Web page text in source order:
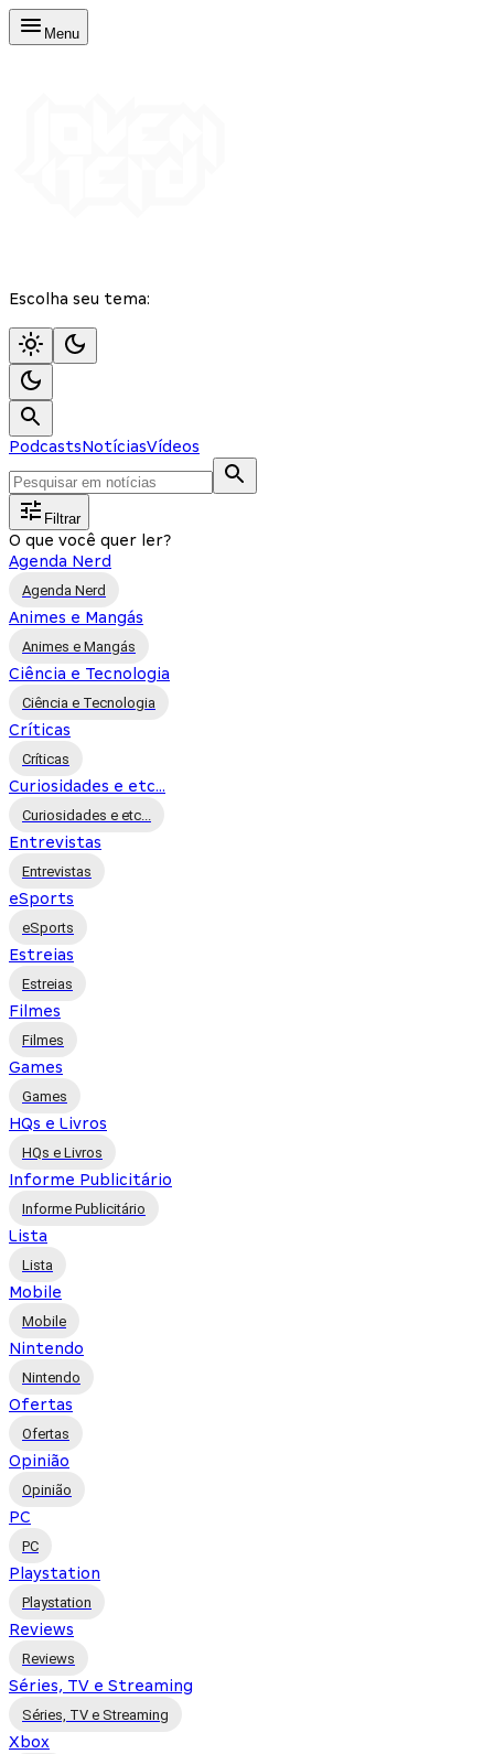
Menu
Escolha seu tema:
PodcastsNotíciasVídeos
Filtrar
O que você quer ler?
Agenda Nerd
Agenda Nerd
Animes e Mangás
Animes e Mangás
Ciência e Tecnologia
Ciência e Tecnologia
Críticas
Críticas
Curiosidades e etc...
Curiosidades e etc...
Entrevistas
Entrevistas
eSports
eSports
Estreias
Estreias
Filmes
Filmes
Games
Games
HQs e Livros
HQs e Livros
Informe Publicitário
Informe Publicitário
Lista
Lista
Mobile
Mobile
Nintendo
Nintendo
Ofertas
Ofertas
Opinião
Opinião
PC
PC
Playstation
Playstation
Reviews
Reviews
Séries, TV e Streaming
Séries, TV e Streaming
Xbox